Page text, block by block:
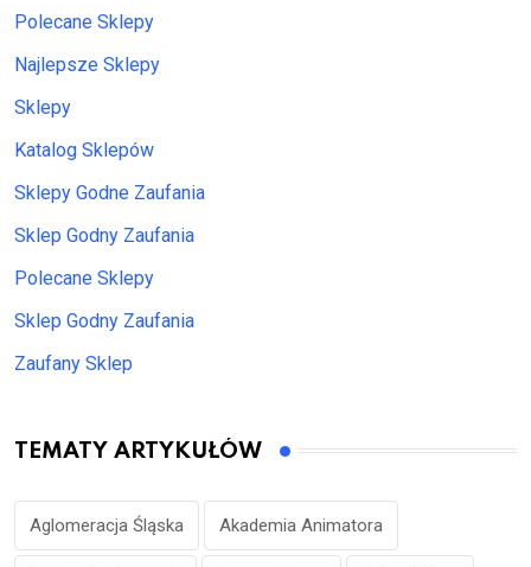
Polecane Sklepy
Najlepsze Sklepy
Sklepy
Katalog Sklepów
Sklepy Godne Zaufania
Sklep Godny Zaufania
Polecane Sklepy
Sklep Godny Zaufania
Zaufany Sklep
TEMATY ARTYKUŁÓW
Aglomeracja Śląska Akademia Animatora